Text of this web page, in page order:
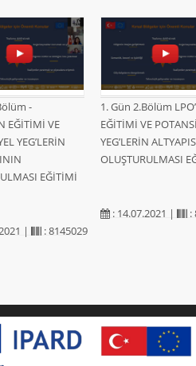
-
EĞİTİMİ VE
YEG’LERİN
EĞİTİMİ
| : 8145029
1. Gün 2.Bölüm
EĞİTİMİ VE
YEG’LERİN
OLUŞTURULMASI
: 14.07.2021 | :